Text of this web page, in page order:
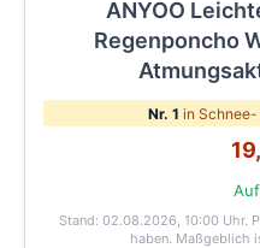
ANYOO
Regenponcho
Nr. 1 in Schnee-
Stand: 02.08.2026, 10:00 Uhr.
haben. Maßgeblich